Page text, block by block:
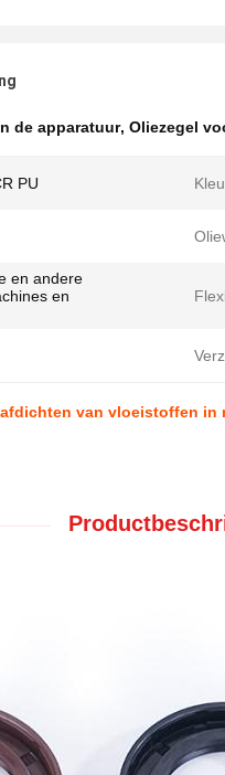
de apparatuur, Oliezegel
PU
en andere
en
van vloeistoffen in